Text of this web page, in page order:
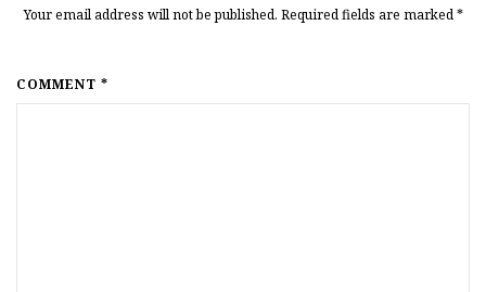
Your email address will not be published. Required fields are marked*
COMMENT *